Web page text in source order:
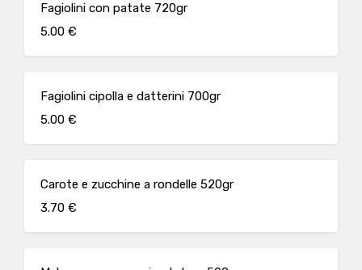
Fagiolini con patate 720gr
5.00 €
Fagiolini cipolla e datterini 700gr
5.00 €
Carote e zucchine a rondelle 520gr
3.70 €